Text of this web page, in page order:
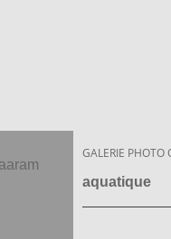
GALERIE PHOTO
aquatique